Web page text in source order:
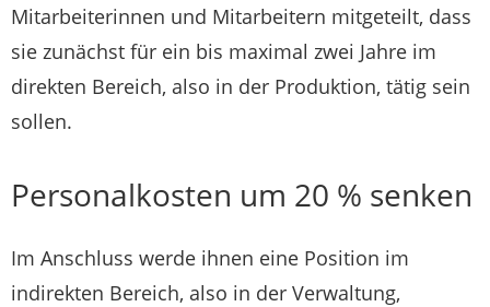
Mitarbeiterinnen und Mitarbeitern mitgeteilt, dass
sie zunächst für ein bis maximal zwei Jahre im
direkten Bereich, also in der Produktion, tätig sein
sollen.
Personalkosten um 20 % senken
Im Anschluss werde ihnen eine Position im
indirekten Bereich, also in der Verwaltung,